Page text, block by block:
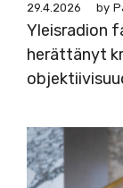
29.4.2026 by
Yleisradion
herättänyt